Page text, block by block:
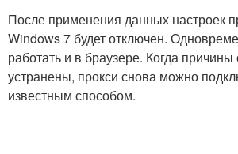
После применения данных настроек
Windows 7 будет отключен.
работать и в браузере. Когда
устранены, прокси снова можно
известным способом.